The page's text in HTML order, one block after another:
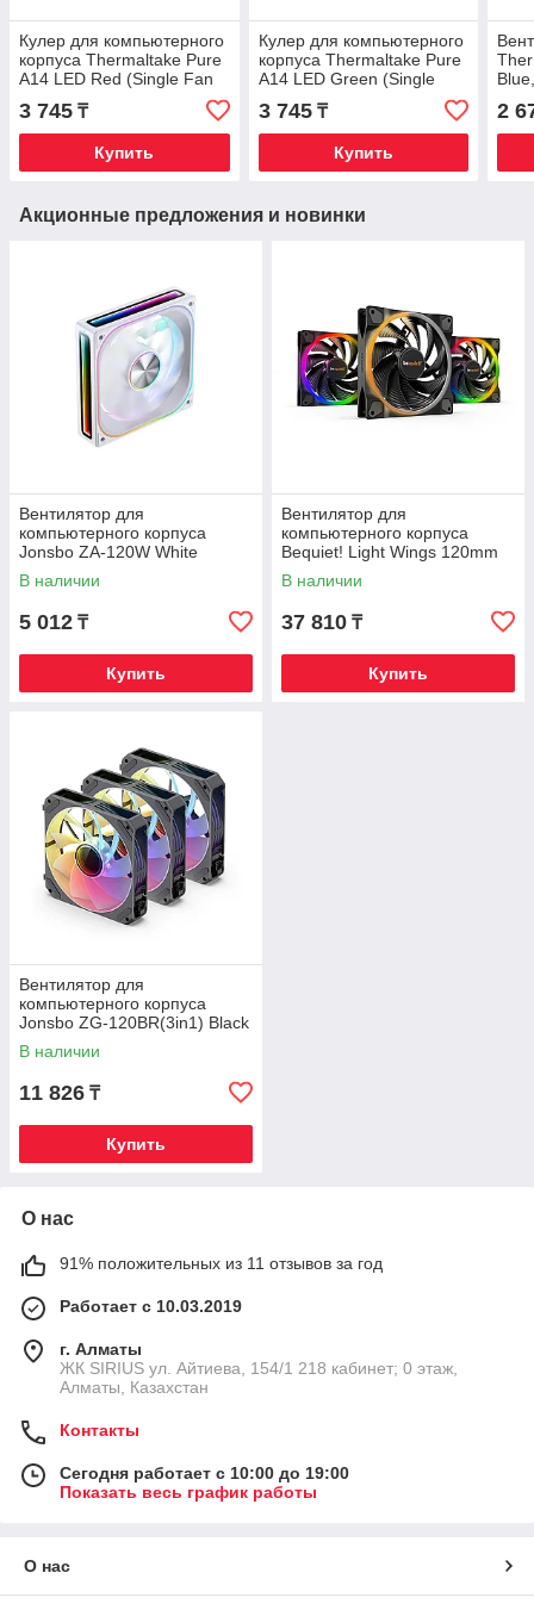
Кулер для компьютерного
корпуса Thermaltake Pure
A14 LED Red (Single Fan
3 745 ₸
Купить
Кулер для компьютерного
корпуса Thermaltake Pure
A14 LED Green (Single
Fan Pack)
3 745₸
Купить
2
Акционные предложения и новинки
Вентилятор для
компьютерного корпуса
Jonsbo ZA-120W White
В наличии
5 012 ₸
Купить
Вентилятор для
компьютерного корпуса
Bequiet! Light Wings 120mm
PWM high-speed ARGB Triple-
Pack
В наличии
37 810 ₸
Купить
Вентилятор для
компьютерного корпуса
Jonsbo ZG-120BR(3in1) Black
В наличии
11 826 ₸
Купить
О нас
91% положительных из 11 отзывов за год
Работает с 10.03.2019
г. Алматы
​ЖК SIRIUS​ ул. Айтиева, 154/1​ 218 кабинет; 0 этаж,
Алматы, Казахстан
Контакты
Сегодня работает с 10:00 до 19:00
Показать весь график работы
О нас